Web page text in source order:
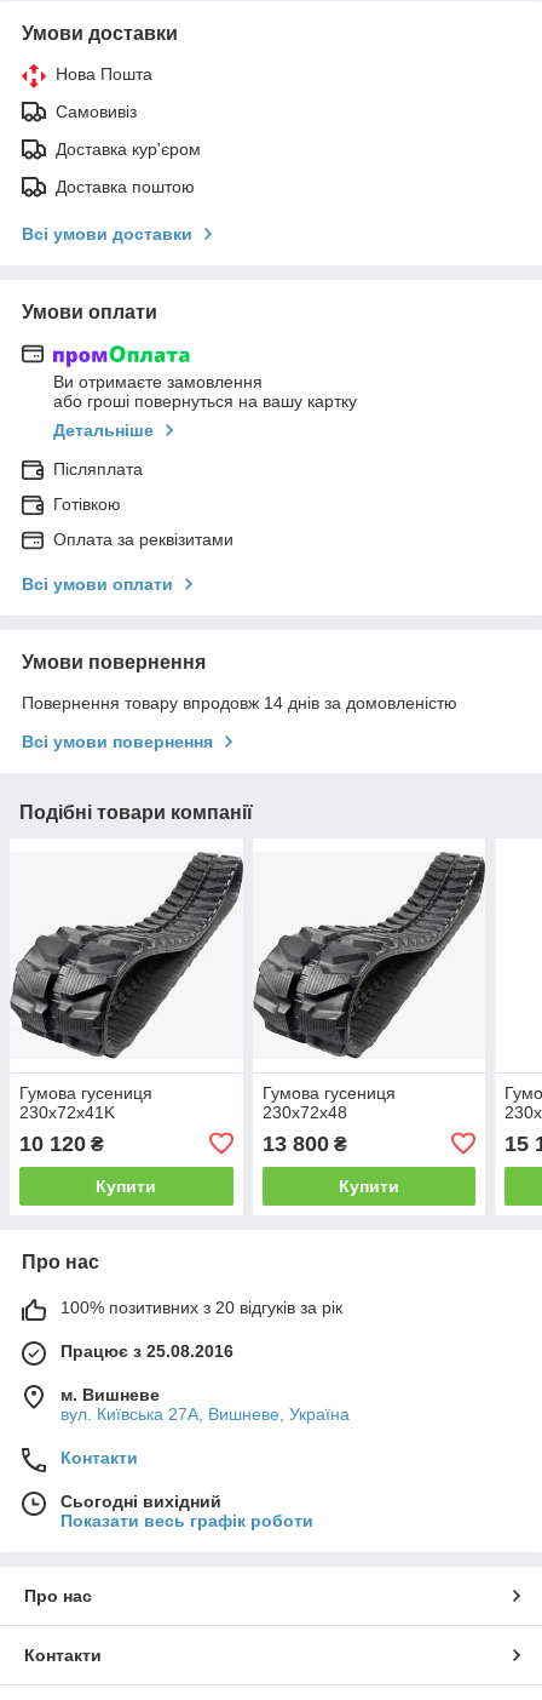
Умови доставки
Нова Пошта
Самовивіз
Доставка кур'єром
Доставка поштою
Всі умови доставки
Умови оплати
Ви отримаєте замовлення
або гроші повернуться на вашу картку
Детальніше
Післяплата
Готівкою
Оплата за реквізитами
Всі умови оплати
Умови повернення
Повернення товару впродовж 14 днів за домовленістю
Всі умови повернення
Подібні товари компанії
Гумова гусениця
230x72x41K
10 120 ₴
Купити
Гумова гусениця
230x72x48
13 800₴
Купити
15
Про нас
100% позитивних з 20 відгуків за рік
Працює з 25.08.2016
м. Вишневе
вул. Київська 27А, Вишневе, Україна
Контакти
Сьогодні вихідний
Показати весь графік роботи
Про нас
Контакти